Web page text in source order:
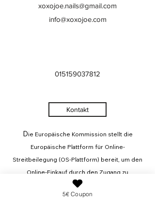
xoxojoe.nails@gmail.com
info@xoxojoe.com
015159037812
Kontakt
Die Europäische Kommission stellt die
Europäische Plattform für Online-
Streitbeilegung (OS-Plattform) bereit, um den
Online-Einkauf durch den Zugang zu
Streitbeilegungsinstrumenten von guter
Qualität sicherer und fairer zu
5€ Coupon